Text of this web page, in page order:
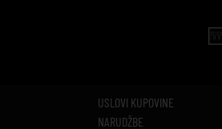
USLOVI KUPOVINE
NARUDŽBE